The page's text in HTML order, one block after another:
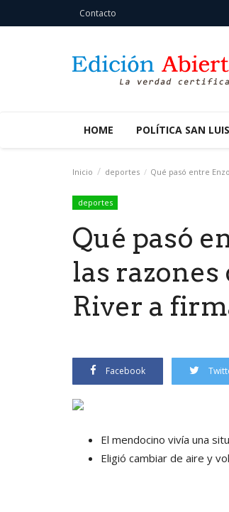
Contacto
HOME POLÍTICA SAN LUIS
Inicio deportes Qué pasó entre
deportes
Qué pasó
las
River a
Facebook
El mendocino vivía una
Eligió cambiar de aire y